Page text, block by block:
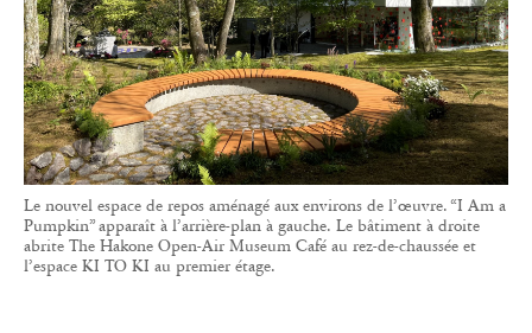
Le nouvel espace de repos aménagé aux environs de l’œuvre. “I Am a
Pumpkin” apparaît à l’arrière-plan à gauche. Le bâtiment à droite
abrite The Hakone Open-Air Museum Café au rez-de-chaussée et
l’espace KI TO KI au premier étage.